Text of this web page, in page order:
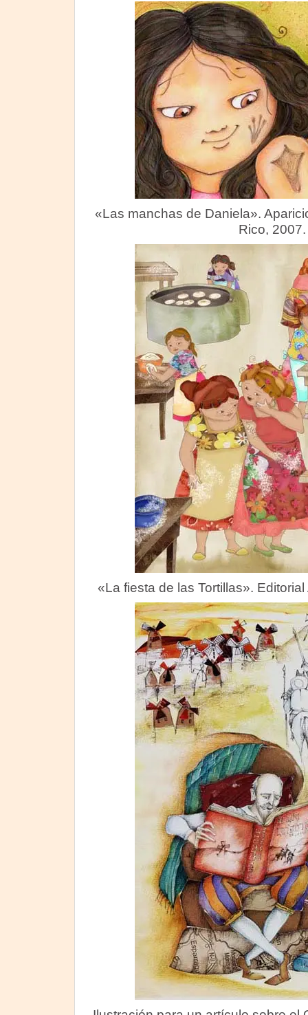
«Las manchas de Daniela».
Rico, 2007.
«La fiesta de las Tortillas».